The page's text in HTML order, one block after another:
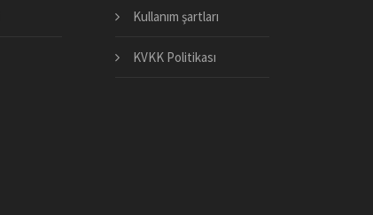
Kullanım şartları
KVKK Politikası